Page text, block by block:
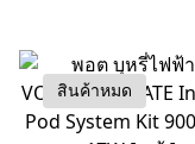
สินค้าหมด